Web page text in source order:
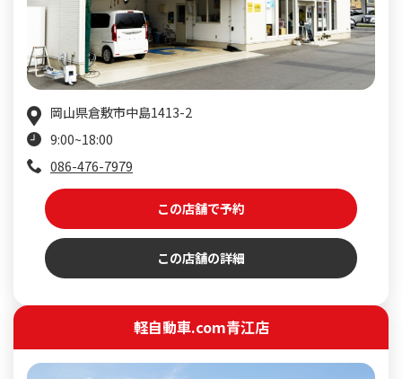
岡山県倉敷市中島1413-2
9:00~18:00
086-476-7979
この店舗で予約
この店舗の詳細
軽自動車.com青江店